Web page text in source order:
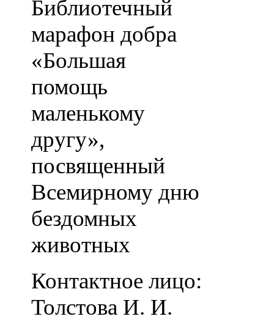
Библиотечный
марафон добра
«Большая
помощь
маленькому
другу»,
посвященный
Всемирному дню
бездомных
животных
Контактное лицо:
Толстова И. И.